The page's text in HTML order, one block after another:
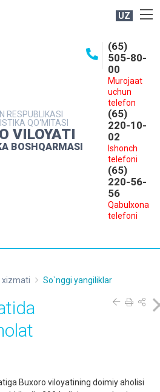
UZ
RESPUBLIKASI
QO‘MITASI
VILOYATI
BOSHQARMASI
(65)
505-80-
00
Murojaat
uchun
telefon
(65)
220-10-
02
Ishonch
telefoni
(65)
220-56-
56
Qabulxona
telefoni
XIZMATI
xizmati So`nggi yangiliklar
Buxoro viloyatining doimiy aholisi